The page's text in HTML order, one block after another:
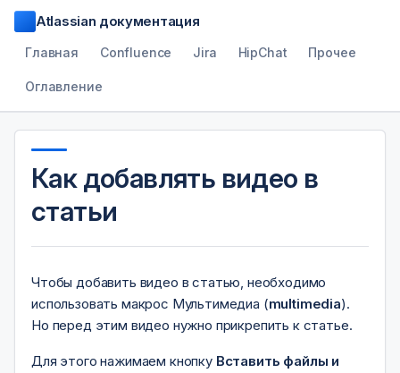
Atlassian документация
Главная Confluence Jira HipChat Прочее
Оглавление
Как добавлять видео в
статьи
Чтобы добавить видео в статью, необходимо
использовать макрос Мультимедиа (multimedia).
Но перед этим видео нужно прикрепить к статье.
Для этого нажимаем кнопку Вставить файлы и